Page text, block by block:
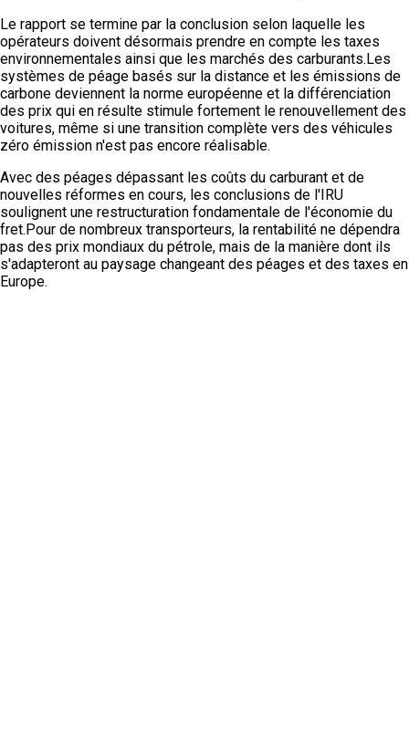
Le rapport se termine par la conclusion selon laquelle les
opérateurs doivent désormais prendre en compte les taxes
environnementales ainsi que les marchés des carburants.Les
systèmes de péage basés sur la distance et les émissions de
carbone deviennent la norme européenne et la différenciation
des prix qui en résulte stimule fortement le renouvellement des
voitures, même si une transition complète vers des véhicules
zéro émission n'est pas encore réalisable.
Avec des péages dépassant les coûts du carburant et de
nouvelles réformes en cours, les conclusions de l'IRU
soulignent une restructuration fondamentale de l'économie du
fret.Pour de nombreux transporteurs, la rentabilité ne dépendra
pas des prix mondiaux du pétrole, mais de la manière dont ils
s'adapteront au paysage changeant des péages et des taxes en
Europe.